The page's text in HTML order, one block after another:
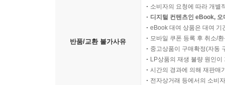
반품/교환 불가사유
소비자의 요청에 따라 개별
디지털 컨텐츠인 eBook,
eBook 대여 상품은 대여 기
모바일 쿠폰 등록 후 취소/
중고상품이 구매확정(자동
LP상품의 재생 불량 원인
시간의 경과에 의해 재판매
전자상거래 등에서의 소비